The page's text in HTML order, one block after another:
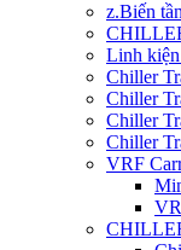
z.Biến
Linh
Chiller
Chiller
Chiller
Chiller
VRF